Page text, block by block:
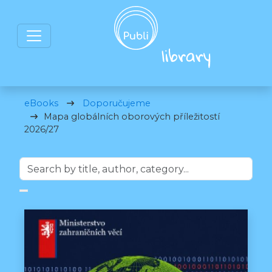
eBooks
Doporučujeme
Mapa globálních oborových příležitostí
2026/27